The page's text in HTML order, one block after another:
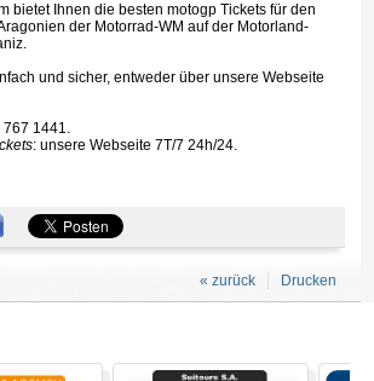
bietet Ihnen die besten motogp Tickets für den
der Motorrad-WM auf der Motorland-
und sicher, entweder über unsere Webseite
767 1441.
: unsere Webseite 7T/7 24h/24.
Drucken
« zurück